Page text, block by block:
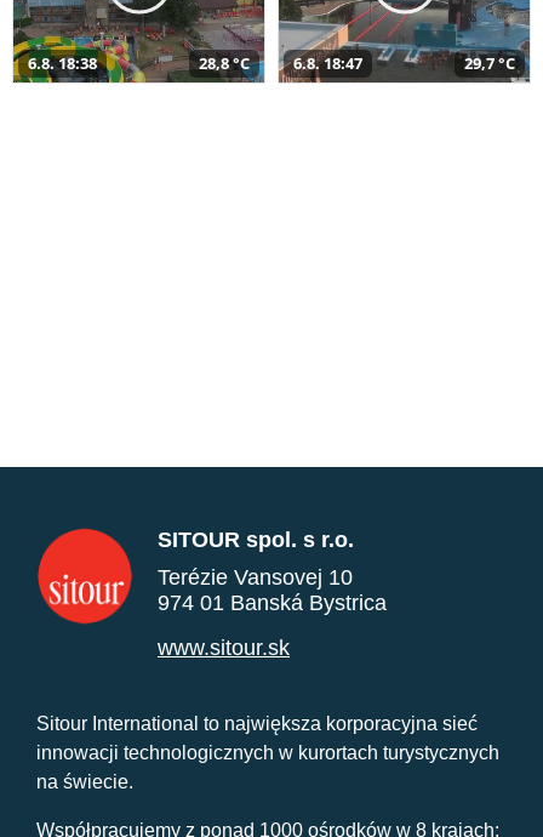
6.8. 18:38 28,8 °C 6.8. 18:47 29,7 °C
SITOUR spol. s r.o.
Terézie Vansovej 10
974 01 Banská Bystrica
www.sitour.sk
Sitour International to największa korporacyjna sieć
innowacji technologicznych w kurortach turystycznych
na świecie.
Współpracujemy z ponad 1000 ośrodków w 8 krajach: